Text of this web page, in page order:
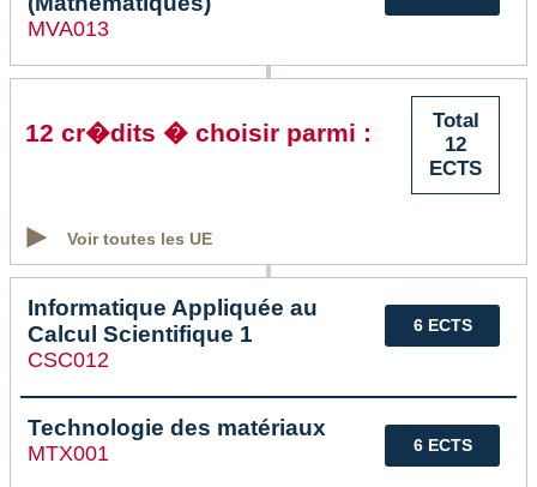
MVA013
Total
12
ECTS
12 cr�dits � choisir parmi :
Voir toutes les UE
6 ECTS
Informatique Appliquée au
Calcul Scientifique 1
CSC012
6 ECTS
Technologie des matériaux
MTX001